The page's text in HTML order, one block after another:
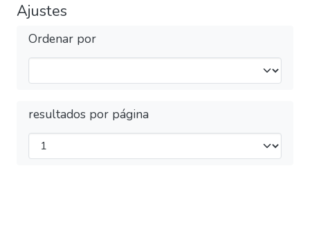
Ajustes
Ordenar por
resultados por página